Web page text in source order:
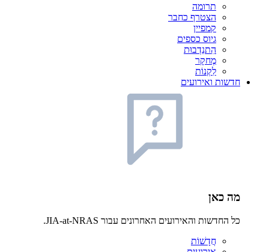
תרומה
הצטרף כחבר
קמפיין
גיוס כספים
הִתנַדְבוּת
מֶחקָר
לִקְנוֹת
חדשות ואירועים
מה כאן
כל החדשות והאירועים האחרונים עבור JIA-at-NRAS.
חֲדָשׁוֹת